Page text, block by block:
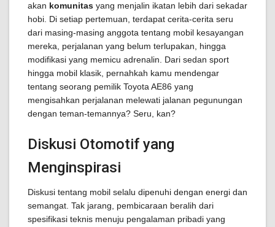
akan komunitas yang menjalin ikatan lebih dari sekadar
hobi. Di setiap pertemuan, terdapat cerita-cerita seru
dari masing-masing anggota tentang mobil kesayangan
mereka, perjalanan yang belum terlupakan, hingga
modifikasi yang memicu adrenalin. Dari sedan sport
hingga mobil klasik, pernahkah kamu mendengar
tentang seorang pemilik Toyota AE86 yang
mengisahkan perjalanan melewati jalanan pegunungan
dengan teman-temannya? Seru, kan?
Diskusi Otomotif yang
Menginspirasi
Diskusi tentang mobil selalu dipenuhi dengan energi dan
semangat. Tak jarang, pembicaraan beralih dari
spesifikasi teknis menuju pengalaman pribadi yang